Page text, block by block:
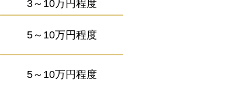
3～10万円程度
5～10万円程度
5～10万円程度